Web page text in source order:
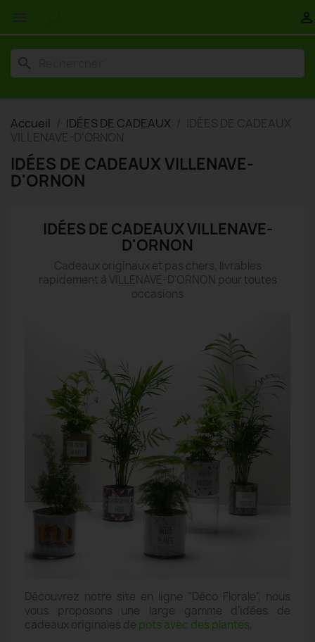

search
Accueil IDÉES DE CADEAUX
IDÉES DE CADEAUX
VILLENAVE-D'ORNON
IDÉES DE CADEAUX VILLENAVE-
D'ORNON
IDÉES DE CADEAUX VILLENAVE-
D'ORNON
Cadeaux originaux et pas chers, livrables
rapidement à VILLENAVE-D'ORNON pour toutes
occasions
Découvrez notre site en ligne "Déco Florale", nous
vous proposons une large gamme d'idées de
cadeaux originales de pots avec des plantes,